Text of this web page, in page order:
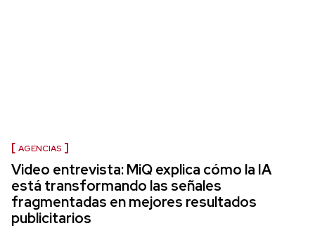
AGENCIAS
Video entrevista: MiQ explica cómo la IA
está transformando las señales
fragmentadas en mejores resultados
publicitarios